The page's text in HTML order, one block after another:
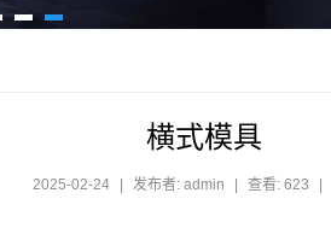
横式模具
2025-02-24 | 发布者: admin | 查看: 623 |